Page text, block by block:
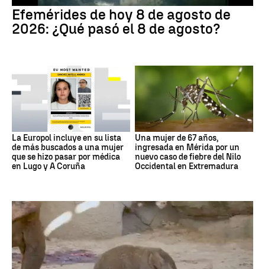
Efemérides de hoy 8 de agosto de
2026: ¿Qué pasó el 8 de agosto?
La Europol incluye en su lista
de más buscados a una mujer
que se hizo pasar por médica
en Lugo y A Coruña
Una mujer de 67 años,
ingresada en Mérida por un
nuevo caso de fiebre del Nilo
Occidental en Extremadura